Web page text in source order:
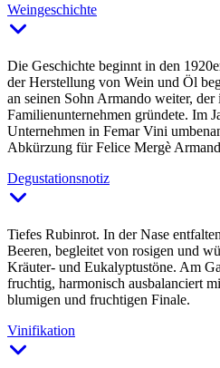
Weingeschichte
Die Geschichte beginnt in den
der Herstellung von Wein und Öl
an seinen Sohn Armando weiter, der
Familienunternehmen gründete. Im
Unternehmen in Femar Vini
Abkürzung für Felice Mergè
Degustationsnotiz
Tiefes Rubinrot. In der Nase
Beeren, begleitet von rosigen und
Kräuter- und Eukalyptustöne. Am
fruchtig, harmonisch ausbalanciert
blumigen und fruchtigen Finale.
Vinifikation